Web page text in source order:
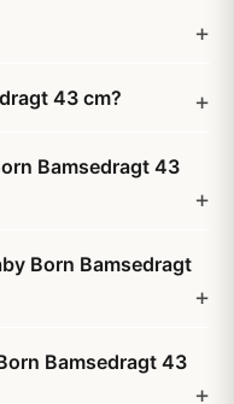
43 cm?
Bamsedragt 43
Born Bamsedragt
Bamsedragt 43